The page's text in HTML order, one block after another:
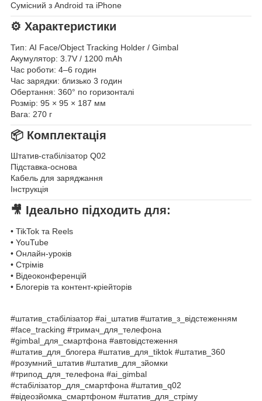
Сумісний з Android та iPhone
⚙ Характеристики
Тип: AI Face/Object Tracking Holder / Gimbal
Акумулятор: 3.7V / 1200 mAh
Час роботи: 4–6 годин
Час зарядки: близько 3 годин
Обертання: 360° по горизонталі
Розмір: 95 × 95 × 187 мм
Вага: 270 г
📦 Комплектація
Штатив-стабілізатор Q02
Підставка-основа
Кабель для заряджання
Інструкція
🎥 Ідеально підходить для:
• TikTok та Reels
• YouTube
• Онлайн-уроків
• Стрімів
• Відеоконференцій
• Блогерів та контент-кріейторів
#штатив_стабілізатор #ai_штатив #штатив_з_відстеженням
#face_tracking #тримач_для_телефона
#gimbal_для_смартфона #автовідстеження
#штатив_для_блогера #штатив_для_tiktok #штатив_360
#розумний_штатив #штатив_для_зйомки
#трипод_для_телефона #ai_gimbal
#стабілізатор_для_смартфона #штатив_q02
#відеозйомка_смартфоном #штатив_для_стріму